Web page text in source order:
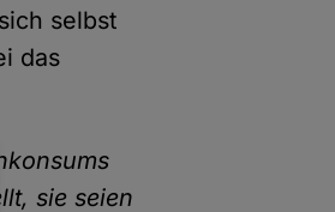
selbst
das
sie seien